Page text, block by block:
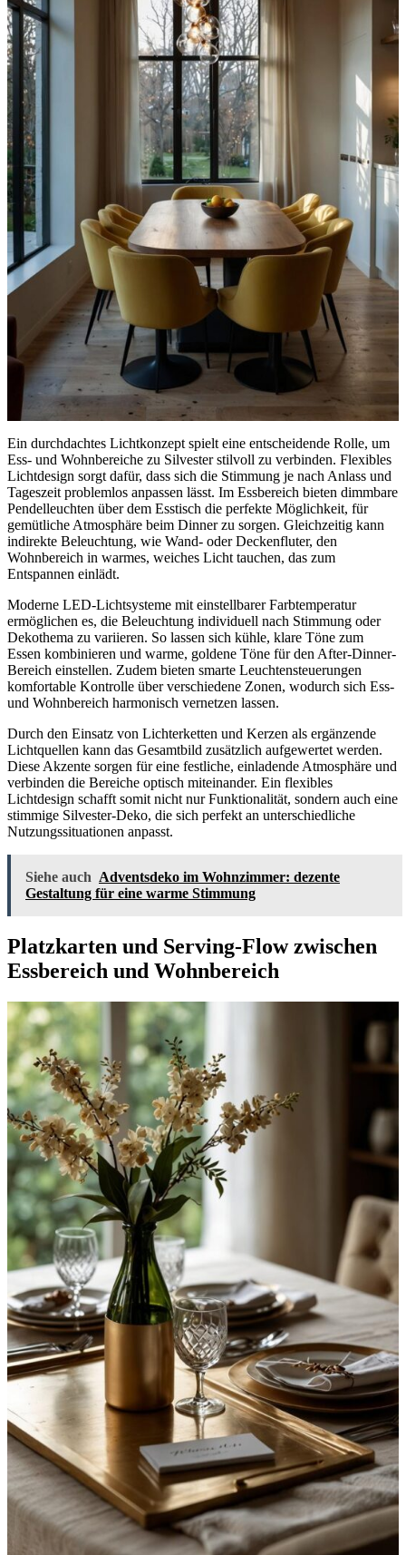
Ein durchdachtes Lichtkonzept spielt eine entscheidende Rolle, um
Ess- und Wohnbereiche zu Silvester stilvoll zu verbinden. Flexibles
Lichtdesign sorgt dafür, dass sich die Stimmung je nach Anlass und
Tageszeit problemlos anpassen lässt. Im Essbereich bieten dimmbare
Pendelleuchten über dem Esstisch die perfekte Möglichkeit, für
gemütliche Atmosphäre beim Dinner zu sorgen. Gleichzeitig kann
indirekte Beleuchtung, wie Wand- oder Deckenfluter, den
Wohnbereich in warmes, weiches Licht tauchen, das zum
Entspannen einlädt.
Moderne LED-Lichtsysteme mit einstellbarer Farbtemperatur
ermöglichen es, die Beleuchtung individuell nach Stimmung oder
Dekothema zu variieren. So lassen sich kühle, klare Töne zum
Essen kombinieren und warme, goldene Töne für den After-Dinner-
Bereich einstellen. Zudem bieten smarte Leuchtensteuerungen
komfortable Kontrolle über verschiedene Zonen, wodurch sich Ess-
und Wohnbereich harmonisch vernetzen lassen.
Durch den Einsatz von Lichterketten und Kerzen als ergänzende
Lichtquellen kann das Gesamtbild zusätzlich aufgewertet werden.
Diese Akzente sorgen für eine festliche, einladende Atmosphäre und
verbinden die Bereiche optisch miteinander. Ein flexibles
Lichtdesign schafft somit nicht nur Funktionalität, sondern auch eine
stimmige Silvester-Deko, die sich perfekt an unterschiedliche
Nutzungssituationen anpasst.
Siehe auch Adventsdeko im Wohnzimmer: dezente
Gestaltung für eine warme Stimmung
Platzkarten und Serving-Flow zwischen
Essbereich und Wohnbereich